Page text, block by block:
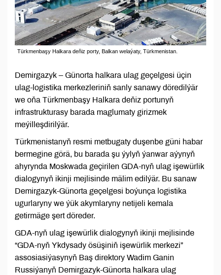
Türkmenbaşy Halkara deňiz porty, Balkan welaýaty, Türkmenistan.
Demirgazyk – Günorta halkara ulag geçelgesi üçin
ulag-logistika merkezleriniň sanly sanawy döredilýär
we oňa Türkmenbaşy Halkara deňiz portunyň
infrastrukturasy barada maglumaty girizmek
meýilleşdirilýär.
Türkmenistanyň resmi metbugaty duşenbe güni habar
bermegine görä, bu barada şu ýylyň ýanwar aýynyň
ahyrynda Moskwada geçirilen GDA-nyň ulag işewürlik
dialogynyň ikinji mejlisinde mälim edilýär. Bu sanaw
Demirgazyk-Günorta geçelgesi boýunça logistika
ugurlaryny we ýük akymlaryny netijeli kemala
getirmäge şert döreder.
GDA-nyň ulag işewürlik dialogynyň ikinji mejlisinde
“GDA-nyň Ykdysady ösüşiniň işewürlik merkezi”
assosiasiýasynyň Baş direktory Wadim Ganin
Russiýanyň Demirgazyk-Günorta halkara ulag